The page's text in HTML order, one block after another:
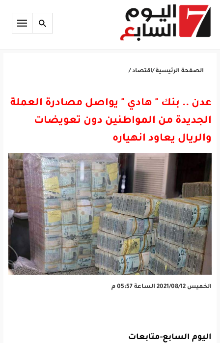
الصفحة الرئيسية /اقتصاد /
عدن .. بنك " هادي " يواصل مصادرة العملة
الجديدة من المواطنين دون تعويضات
والريال يعاود انهياره
الخميس 2021/08/12 الساعة 05:57 م
اليوم السابع-متابعات